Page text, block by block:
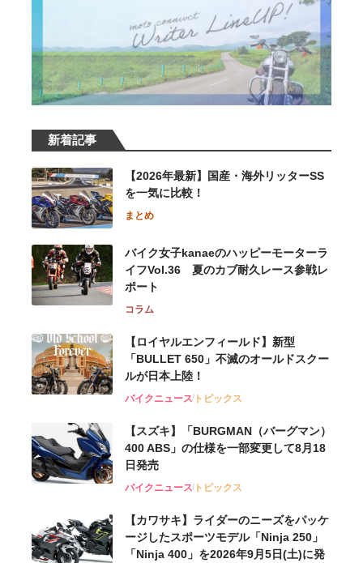
新着記事
【2026年最新】国産・海外リッターSS
を一気に比較！
まとめ
バイク女子kanaeのハッピーモーターラ
イフVol.36 夏のカブ耐久レース参戦レ
ポート
コラム
【ロイヤルエンフィールド】新型
「BULLET 650」不滅のオールドスクー
ルが⽇本上陸！
バイクニューストピックス
【スズキ】「BURGMAN（バーグマン）
400 ABS」の仕様を一部変更して8月18
日発売
バイクニューストピックス
【カワサキ】ライダーのニーズをパッケ
ージしたスポーツモデル「Ninja 250」
「Ninja 400」を2026年9月5日(土)に発